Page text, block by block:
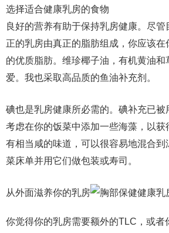
选择适合健康乳房的食物
良好的营养有助于保持乳房健康。尽
正的乳房由真正的脂肪组成，你应该
的优质脂肪。维珍椰子油，有机黄油和
爱。我也采取高品质的鱼油补充剂。
碘也是乳房健康所必需的。碘补充已被
考虑在你的饭菜中添加一些海藻，以获
有相当咸的味道，可以很容易地混合到
菜床单并用它们做包装或寿司。
从外面滋养你的乳房
你觉得你的乳房需要额外的TLC，或者